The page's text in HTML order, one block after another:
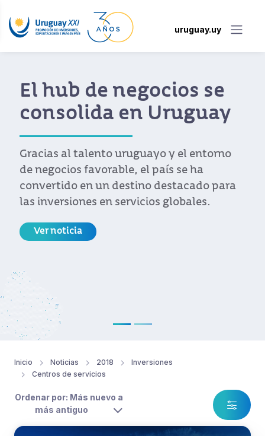
uruguay.uy
El hub de negocios se
consolida en Uruguay
Gracias al talento uruguayo y el entorno
de negocios favorable, el país se ha
convertido en un destino destacado para
las inversiones en servicios globales.
Ver noticia
Inicio Noticias 2018
Inversiones
Centros de servicios
Ordenar por: Más nuevo a
más antiguo